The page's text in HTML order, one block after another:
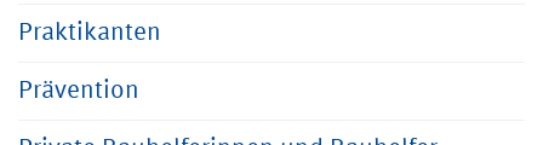
Praktikanten
Prävention